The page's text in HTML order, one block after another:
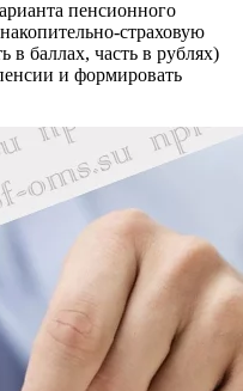
пенсионного
страховую
в баллах, часть в рублях)
и формировать